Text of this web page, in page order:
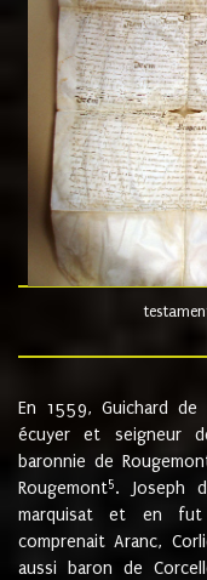
En 1559, Guichard de
écuyer et seigneur
baronnie de
Rougemont5. Joseph
marquisat et en fut
comprenait Aranc,
aussi baron de